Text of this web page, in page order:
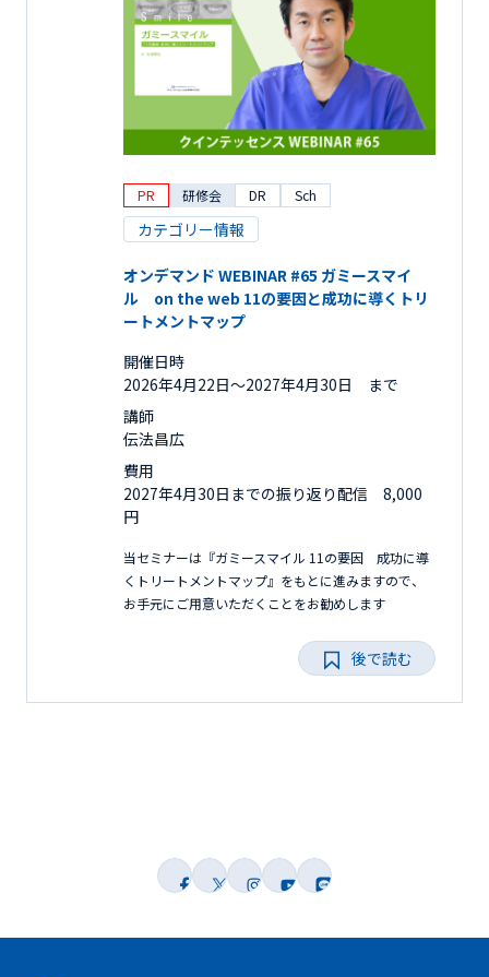
PR 研修会 DR Sch
カテゴリー情報
オンデマンド WEBINAR #65 ガミースマイ
ル on the web 11の要因と成功に導くトリ
ートメントマップ
開催日時
2026年4月22日〜2027年4月30日 まで
講師
伝法昌広
費用
2027年4月30日までの振り返り配信 8,000
円
当セミナーは『ガミースマイル 11の要因 成功に導
くトリートメントマップ』をもとに進みますので、
お手元にご用意いただくことをお勧めします
後で読む